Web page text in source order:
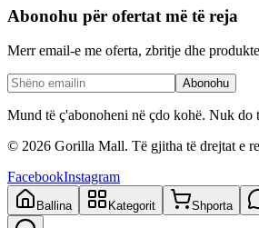
Abonohu për ofertat më të reja
Merr email-e me oferta, zbritje dhe
Abonohu
Mund të ç'abonoheni në çdo kohë. Nuk do
© 2026 Gorilla Mall. Të gjitha të drejtat e
FacebookInstagram
Ballina Kategorit Shporta